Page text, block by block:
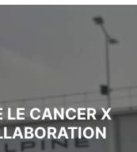
LE CANCER X